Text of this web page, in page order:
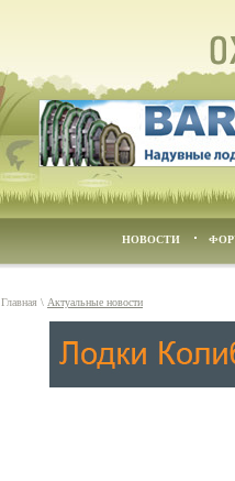
НОВОСТИ
Главная \ Актуальные новости